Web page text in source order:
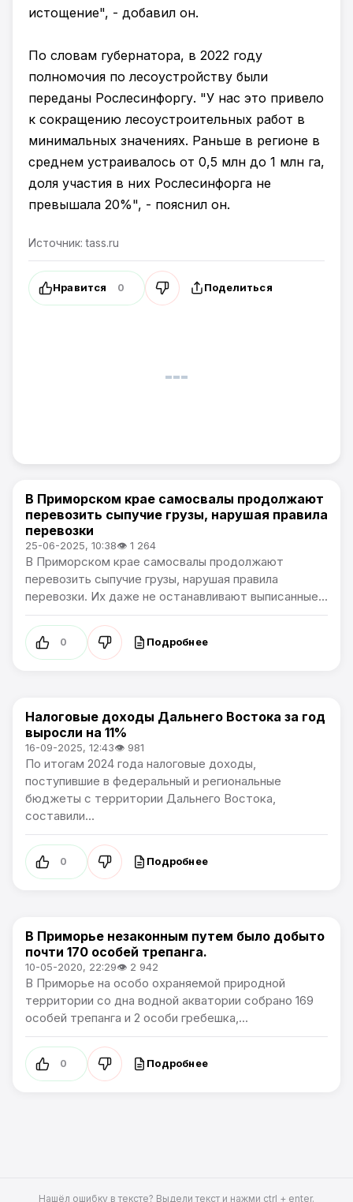
истощение", - добавил он.
По словам губернатора, в 2022 году
полномочия по лесоустройству были
переданы Рослесинфоргу. "У нас это привело
к сокращению лесоустроительных работ в
минимальных значениях. Раньше в регионе в
среднем устраивалось от 0,5 млн до 1 млн га,
доля участия в них Рослесинфорга не
превышала 20%", - пояснил он.
Источник: tass.ru
Нравится 0 Поделиться
Новости Приморского края
В Приморском крае самосвалы продолжают
перевозить сыпучие грузы, нарушая правила
перевозки
25-06-2025, 10:38👁 1 264
В Приморском крае самосвалы продолжают
перевозить сыпучие грузы, нарушая правила
перевозки. Их даже не останавливают выписанные...
0 Подробнее
Новости Приморского края
Налоговые доходы Дальнего Востока за год
выросли на 11%
16-09-2025, 12:43👁 981
По итогам 2024 года налоговые доходы,
поступившие в федеральный и региональные
бюджеты с территории Дальнего Востока,
составили...
0 Подробнее
Новости Приморского края
В Приморье незаконным путем было добыто
почти 170 особей трепанга.
10-05-2020, 22:29👁 2 942
В Приморье на особо охраняемой природной
территории со дна водной акватории собрано 169
особей трепанга и 2 особи гребешка,...
0 Подробнее
Нашёл ошибку в тексте? Выдели текст и нажми ctrl + enter.